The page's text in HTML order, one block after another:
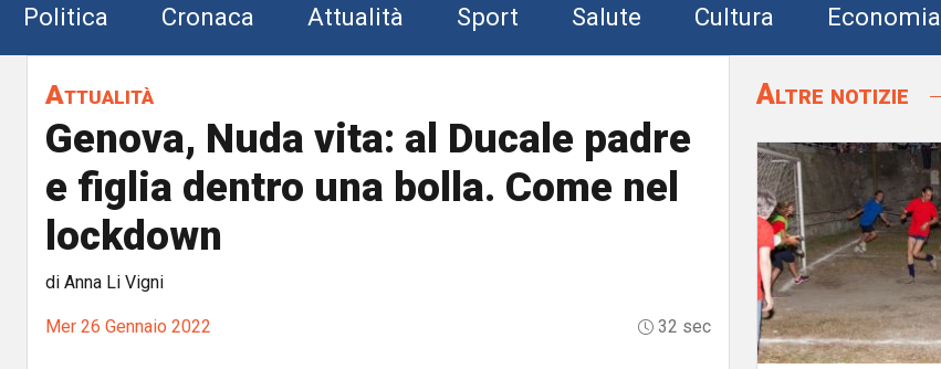
Politica Cronaca Attualità Sport Salute Cultura Economia
Attualità
Genova, Nuda vita: al Ducale padre
e figlia dentro una bolla. Come nel
lockdown
di Anna Li Vigni
Mer 26 Gennaio 2022 32 sec
Altre notizie